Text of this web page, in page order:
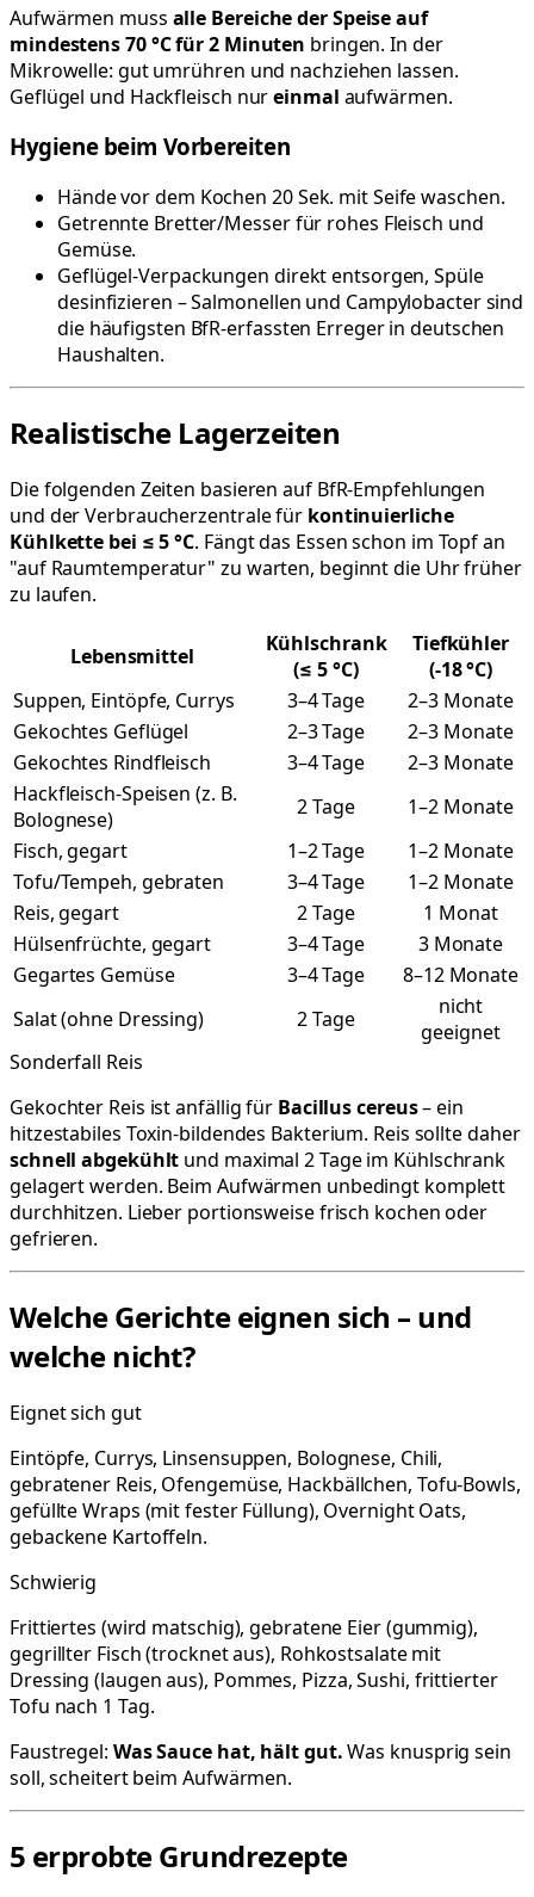
Aufwärmen muss alle Bereiche der Speise auf
mindestens 70 °C für 2 Minuten bringen. In der
Mikrowelle: gut umrühren und nachziehen lassen.
Geflügel und Hackfleisch nureinmal aufwärmen.
Hygiene beim Vorbereiten
Hände vor dem Kochen 20 Sek. mit Seife waschen.
Getrennte Bretter/Messer für rohes Fleisch und
Gemüse.
Geflügel-Verpackungen direkt entsorgen, Spüle
desinfizieren – Salmonellen und Campylobacter sind
die häufigsten BfR-erfassten Erreger in deutschen
Haushalten.
Realistische Lagerzeiten
Die folgenden Zeiten basieren auf BfR-Empfehlungen
und der Verbraucherzentrale für kontinuierliche
Kühlkette bei ≤ 5 °C. Fängt das Essen schon im Topf an
"auf Raumtemperatur" zu warten, beginnt die Uhr früher
zu laufen.
Lebensmittel
Kühlschrank
(≤ 5 °C)
Tiefkühler
(-18 °C)
Suppen, Eintöpfe, Currys
3–4 Tage
2–3 Monate
Gekochtes Geflügel
2–3 Tage
2–3 Monate
Gekochtes Rindfleisch
3–4 Tage
2–3 Monate
Hackfleisch-Speisen (z. B.
Bolognese)
2 Tage
1–2 Monate
Fisch, gegart
1–2 Tage
1–2 Monate
Tofu/Tempeh, gebraten
3–4 Tage
1–2 Monate
Reis, gegart
2 Tage
1 Monat
Hülsenfrüchte, gegart
3–4 Tage
3 Monate
Gegartes Gemüse
3–4 Tage
8–12 Monate
Salat (ohne Dressing)
2 Tage
nicht
geeignet
Sonderfall Reis
Gekochter Reis ist anfällig für Bacillus cereus– ein
hitzestabiles Toxin-bildendes Bakterium. Reis sollte daher
schnell abgekühlt und maximal 2 Tage im Kühlschrank
gelagert werden. Beim Aufwärmen unbedingt komplett
durchhitzen. Lieber portionsweise frisch kochen oder
gefrieren.
Welche Gerichte eignen sich – und
welche nicht?
Eignet sich gut
Eintöpfe, Currys, Linsensuppen, Bolognese, Chili,
gebratener Reis, Ofengemüse, Hackbällchen, Tofu-Bowls,
gefüllte Wraps (mit fester Füllung), Overnight Oats,
gebackene Kartoffeln.
Schwierig
Frittiertes (wird matschig), gebratene Eier (gummig),
gegrillter Fisch (trocknet aus), Rohkostsalate mit
Dressing (laugen aus), Pommes, Pizza, Sushi, frittierter
Tofu nach 1 Tag.
Faustregel: Was Sauce hat, hält gut.Was knusprig sein
soll, scheitert beim Aufwärmen.
5 erprobte Grundrezepte